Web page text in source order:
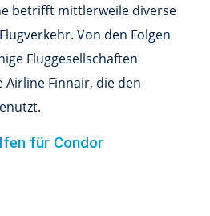
betrifft mittlerweile diverse
Von den Folgen
Fluggesellschaften
Finnair, die den
für Condor